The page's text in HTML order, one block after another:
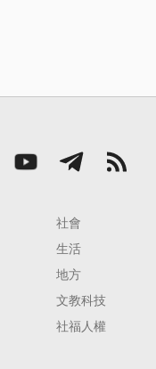
社會
生活
地方
文教科技
社福人權